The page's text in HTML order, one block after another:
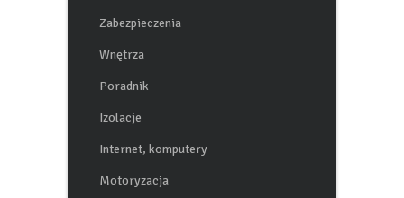
Zabezpieczenia
Wnętrza
Poradnik
Izolacje
Internet, komputery
Motoryzacja